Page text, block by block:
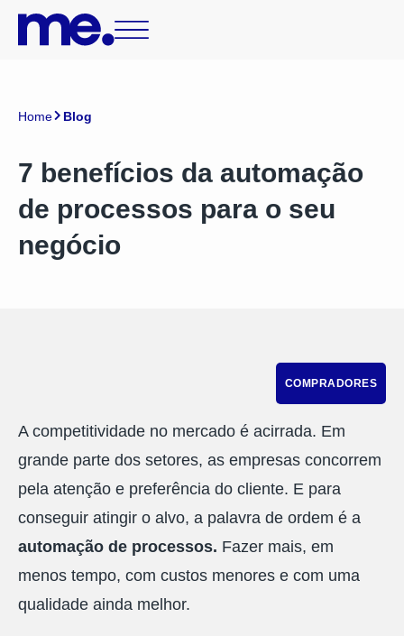
Home Blog
7 benefícios da automação
de processos para o seu
negócio
COMPRADORES
A competitividade no mercado é acirrada. Em
grande parte dos setores, as empresas concorrem
pela atenção e preferência do cliente. E para
conseguir atingir o alvo, a palavra de ordem é a
automação de processos. Fazer mais, em
menos tempo, com custos menores e com uma
qualidade ainda melhor.